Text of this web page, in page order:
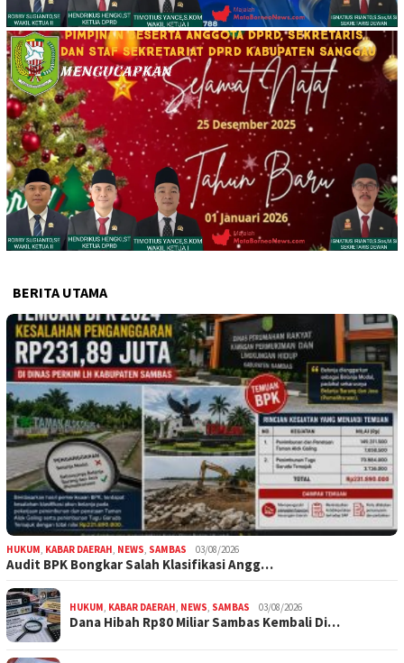
BERITA UTAMA
HUKUM KABAR DAERAH NEWS SAMBAS 03/08/2026
Audit BPK Bongkar Salah Klasifikasi Angg…
HUKUM KABAR DAERAH NEWS SAMBAS 03/08/2026
Dana Hibah Rp80 Miliar Sambas Kembali Di…